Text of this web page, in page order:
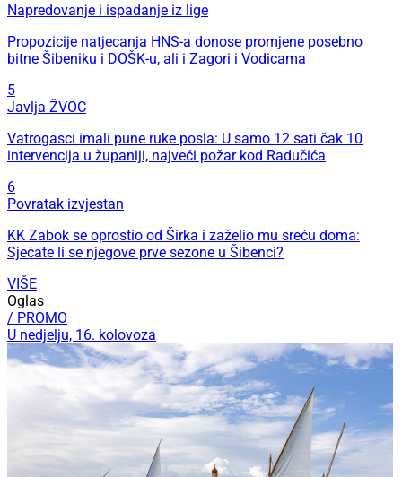
Napredovanje i ispadanje iz lige
Propozicije natjecanja HNS-a donose promjene posebno
bitne Šibeniku i DOŠK-u, ali i Zagori i Vodicama
5
Javlja ŽVOC
Vatrogasci imali pune ruke posla: U samo 12 sati čak 10
intervencija u županiji, najveći požar kod Radučića
6
Povratak izvjestan
KK Zabok se oprostio od Širka i zaželio mu sreću doma:
Sjećate li se njegove prve sezone u Šibenci?
VIŠE
Oglas
/ PROMO
U nedjelju, 16. kolovoza